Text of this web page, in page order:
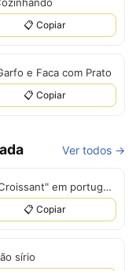
📋 Copiar
e Faca com Prato
📋 Copiar
Ver todos →
"Croissant" em português é "Croissant".
📋 Copiar
sírio